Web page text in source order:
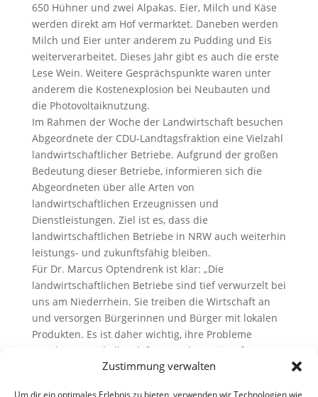
Zustimmung verwalten
Um dir ein optimales Erlebnis zu bieten, verwenden wir Technologien wie
650 Hühner und zwei Alpakas. Eier, Milch und Käse
werden direkt am Hof vermarktet. Daneben werden
Milch und Eier unter anderem zu Pudding und Eis
weiterverarbeitet. Dieses Jahr gibt es auch die erste
Lese Wein. Weitere Gesprächspunkte waren unter
anderem die Kostenexplosion bei Neubauten und
die Photovoltaiknutzung.
Im Rahmen der Woche der Landwirtschaft besuchen
Abgeordnete der CDU-Landtagsfraktion eine Vielzahl
landwirtschaftlicher Betriebe. Aufgrund der großen
Bedeutung dieser Betriebe, informieren sich die
Abgeordneten über alle Arten von
landwirtschaftlichen Erzeugnissen und
Dienstleistungen. Ziel ist es, dass die
landwirtschaftlichen Betriebe in NRW auch weiterhin
leistungs- und zukunftsfähig bleiben.
Für Dr. Marcus Optendrenk ist klar: „Die
landwirtschaftlichen Betriebe sind tief verwurzelt bei
uns am Niederrhein. Sie treiben die Wirtschaft an
und versorgen Bürgerinnen und Bürger mit lokalen
Produkten. Es ist daher wichtig, ihre Probleme
anzuhören und alles dafür zu geben, sie auf
Landesebene zu lösen.“
Die vollständige Pressemitteilung finden Sie hier:PM